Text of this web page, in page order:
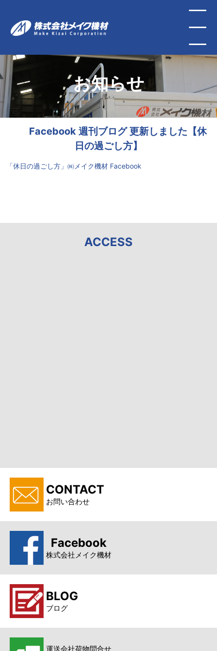
お知らせ
Facebook 週刊ブログ 更新しました【休
日の過ごし方】
「休日の過ごし方」㈱メイク機材 Facebook
ACCESS
CONTACT
お問い合わせ
Facebook
株式会社メイク機材
BLOG
ブログ
運送会社荷物問合せ